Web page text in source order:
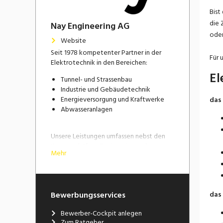
Nay Engineering AG
Website
Seit 1978 kompetenter Partner in der
Elektrotechnik in den Bereichen:
Tunnel- und Strassenbau
Industrie und Gebäudetechnik
Energieversorgung und Kraftwerke
Abwasseranlagen
Unsere Leistungen umfassen nebst den
Bauleitung auch Konzeptentwürfe und
Zusammen mit unseren Projektpartnern
suchen wir dich als Fachkraft. Bringe dich
Mehr
Bewerbungsservices
Bewerber-Cockpit anlegen
Bist
die
Für